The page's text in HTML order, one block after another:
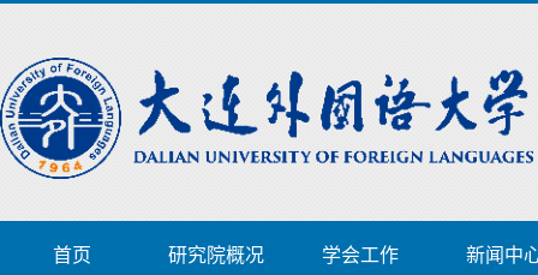
首页 研究院概况 学会工作 新闻中